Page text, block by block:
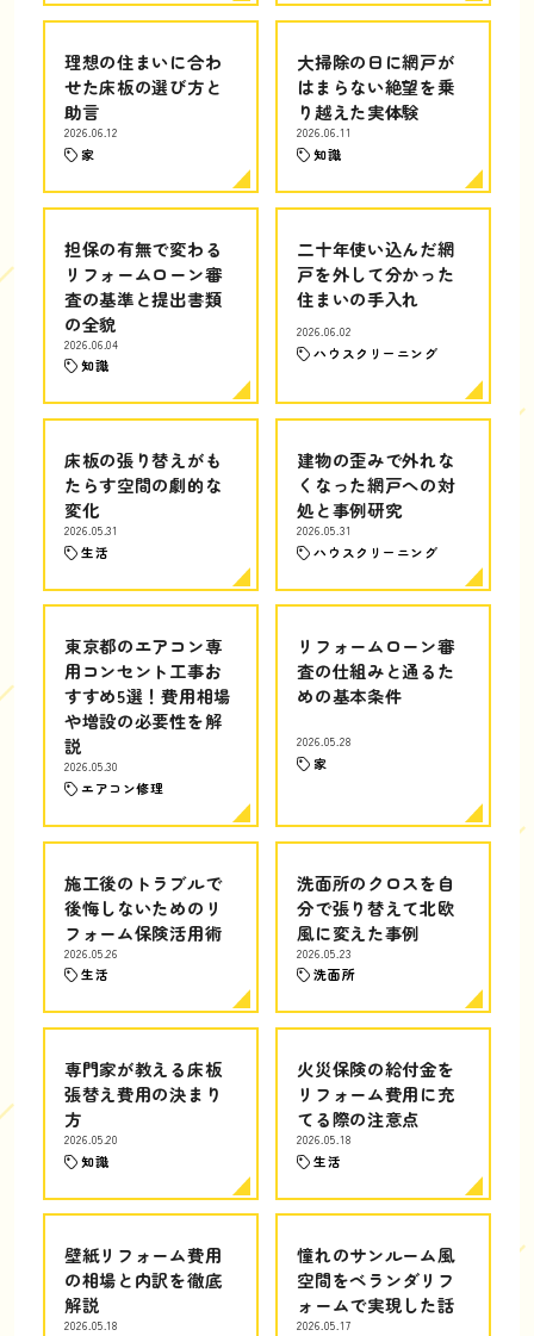
理想の住まいに合わ
せた床板の選び方と
助言
2026.06.12
家
大掃除の日に網戸が
はまらない絶望を乗
り越えた実体験
2026.06.11
知識
担保の有無で変わる
リフォームローン審
査の基準と提出書類
の全貌
2026.06.04
知識
二十年使い込んだ網
戸を外して分かった
住まいの手入れ
2026.06.02
ハウスクリーニング
床板の張り替えがも
たらす空間の劇的な
変化
2026.05.31
生活
建物の歪みで外れな
くなった網戸への対
処と事例研究
2026.05.31
ハウスクリーニング
東京都のエアコン専
用コンセント工事お
すすめ5選！費用相場
や増設の必要性を解
説
2026.05.30
エアコン修理
リフォームローン審
査の仕組みと通るた
めの基本条件
2026.05.28
家
施工後のトラブルで
後悔しないためのリ
フォーム保険活用術
2026.05.26
生活
洗面所のクロスを自
分で張り替えて北欧
風に変えた事例
2026.05.23
洗面所
専門家が教える床板
張替え費用の決まり
方
2026.05.20
知識
火災保険の給付金を
リフォーム費用に充
てる際の注意点
2026.05.18
生活
壁紙リフォーム費用
の相場と内訳を徹底
解説
2026.05.18
憧れのサンルーム風
空間をベランダリフ
ォームで実現した話
2026.05.17